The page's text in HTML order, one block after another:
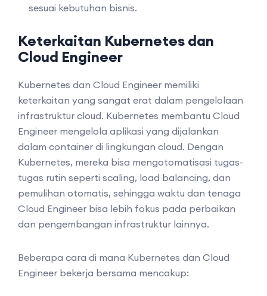
sesuai kebutuhan bisnis.
Keterkaitan Kubernetes dan
Cloud Engineer
Kubernetes dan Cloud Engineer memiliki
keterkaitan yang sangat erat dalam pengelolaan
infrastruktur cloud. Kubernetes membantu Cloud
Engineer mengelola aplikasi yang dijalankan
dalam container di lingkungan cloud. Dengan
Kubernetes, mereka bisa mengotomatisasi tugas-
tugas rutin seperti scaling, load balancing, dan
pemulihan otomatis, sehingga waktu dan tenaga
Cloud Engineer bisa lebih fokus pada perbaikan
dan pengembangan infrastruktur lainnya.
Beberapa cara di mana Kubernetes dan Cloud
Engineer bekerja bersama mencakup: